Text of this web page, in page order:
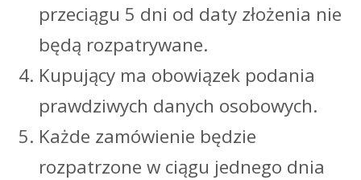
przeciągu 5 dni od daty złożenia nie
będą rozpatrywane.
Kupujący ma obowiązek podania
prawdziwych danych osobowych.
Każde zamówienie będzie
rozpatrzone w ciągu jednego dnia